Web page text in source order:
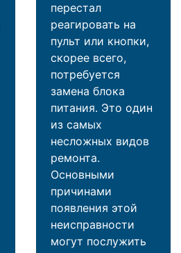
перестал
реагировать на
пульт или кнопки,
скорее всего,
потребуется
замена блока
питания. Это один
из самых
несложных видов
ремонта.
Основными
причинами
появления этой
неисправности
могут послужить